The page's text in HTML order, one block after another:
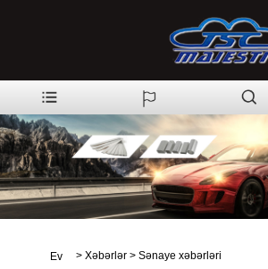
Ev > Xəbərlər > Sənaye xəbərləri